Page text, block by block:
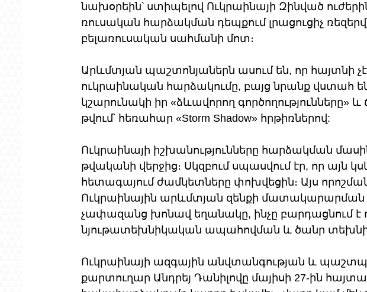
նախօրեին՝ ստիպելով Ուկրաինայի Զինված
ռուսական հարձակման դեպքում լրացուցիչ
բելառուսական սահմանի մոտ։
Արևմտյան պաշտոնյաներն ասում են, որ հայտնի
ուկրաինական հարձակումը, բայց նրանք վստահ
կշարունակի իր «ձևավորող գործողությունները»
թվում՝ հեռահար «Storm Shadow» հրթիռներով:
Ուկրաինայի իշխանությունները հարձակման
թվականի վերջից։ Սկզբում սպասվում էր, որ այն
հետագայում ժամկետները փոխվեցին։ Այս
Ուկրաինային արևմտյան զենքի մատակարարման
չափազանց խոնավ եղանակը, ինչը բարդացնում
նյութատեխնիկական ապահովման և ծանր
Ուկրաինայի ազգային անվտանգության և
քարտուղար Անդրեյ Դանիլովը մայիսի 27-ին